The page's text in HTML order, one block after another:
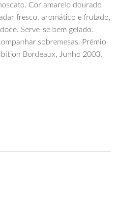
Cor amarelo dourado
fresco, aromático e frutado,
Serve-se bem gelado.
sobremesas. Prémio
Bordeaux, Junho 2003.